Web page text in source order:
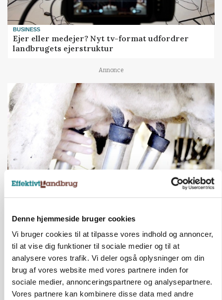
Denne hjemmeside bruger cookies
Vi bruger cookies til at tilpasse vores indhold og annoncer,
til at vise dig funktioner til sociale medier og til at
analysere vores trafik. Vi deler også oplysninger om din
brug af vores website med vores partnere inden for
sociale medier, annonceringspartnere og analysepartnere.
Vores partnere kan kombinere disse data med andre
BUSINESS
Ejer eller medejer? Nyt tv-format udfordrer
landbrugets ejerstruktur
Annonce
Russisk mælkepris dykker 23 procent
Annonce
BUSINESS
Fra mark til mur: Byggeriet kan åbne nyt
marked for biokul
Annonce